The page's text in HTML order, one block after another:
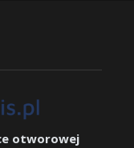
otworowej